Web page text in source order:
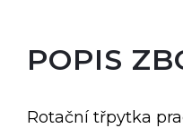
POPIS
Rotační třpytka